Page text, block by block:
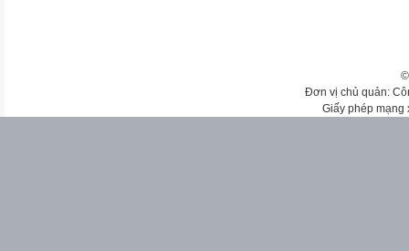
Đơn vị chủ quản:
Giấy phép mạng